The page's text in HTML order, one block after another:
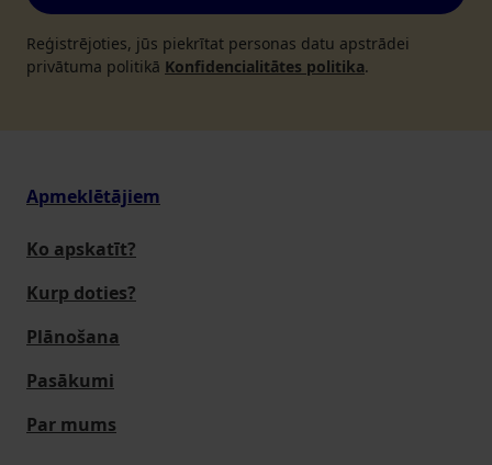
Reģistrējoties, jūs piekrītat personas datu apstrādei
privātuma politikā Konfidencialitātes politika.
Apmeklētājiem
Ko apskatīt?
Kurp doties?
Plānošana
Pasākumi
Par mums